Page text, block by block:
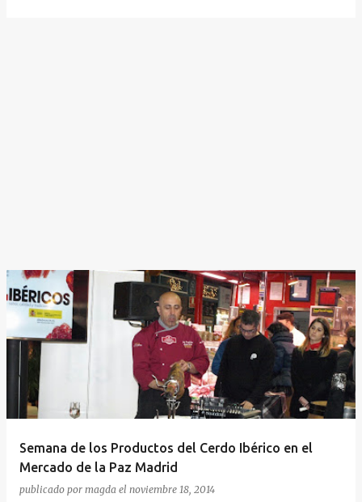
Semana de los Productos del Cerdo Ibérico en el
Mercado de la Paz Madrid
publicado por magda el noviembre 18, 2014